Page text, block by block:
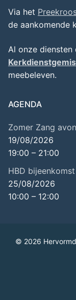
Via het
de aankomende
Al onze
meebeleven.
AGENDA
Zomer Zang
19/08/2026
19:00 – 21:00
HBD bijeenkomst
25/08/2026
10:00 – 12:00
© 2026